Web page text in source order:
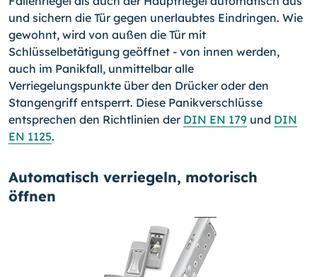
und sichern die Tür gegen unerlaubtes Eindringen. Wie
gewohnt, wird von außen die Tür mit
Schlüsselbetätigung geöffnet - von innen werden,
auch im Panikfall, unmittelbar alle
Verriegelungspunkte über den Drücker oder den
Stangengriff entsperrt. Diese Panikverschlüsse
entsprechen den Richtlinien der DIN EN 179 und DIN
EN 1125.
Automatisch verriegeln, motorisch
öffnen